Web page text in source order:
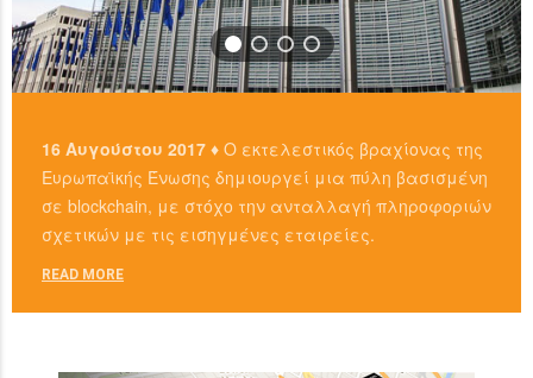
16 Αυγούστου 2017 ♦ Ο εκτελεστικός βραχίονας της
Ευρωπαϊκής Ένωσης δημιουργεί μια πύλη βασισμένη
σε blockchain, με στόχο την ανταλλαγή πληροφοριών
σχετικών με τις εισηγμένες εταιρείες.
READ MORE